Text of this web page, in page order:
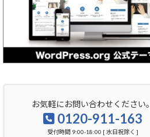
お気軽にお問い合わせください。
0120-911-163
受付時間 9:00-18:00 [ 水日祝除く ]